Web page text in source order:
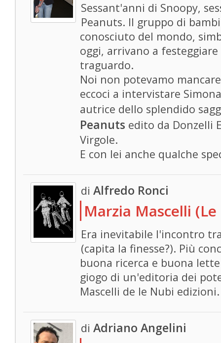
Sessant'anni di Snoopy,
Peanuts. Il gruppo di
conosciuto del mondo,
oggi, arrivano a
traguardo.
Noi non potevamo
eccoci a intervistare
autrice dello splendido
Peanuts edito da Donzelli
Virgole.
E con lei anche qualche
di Alfredo Ronci
Marzia Mascelli
Era inevitabile l'incontro
(capita la finesse?). Più
buona ricerca e buona
giogo di un'editoria dei
Mascelli de le Nubi edizioni.
di Adriano Angelini